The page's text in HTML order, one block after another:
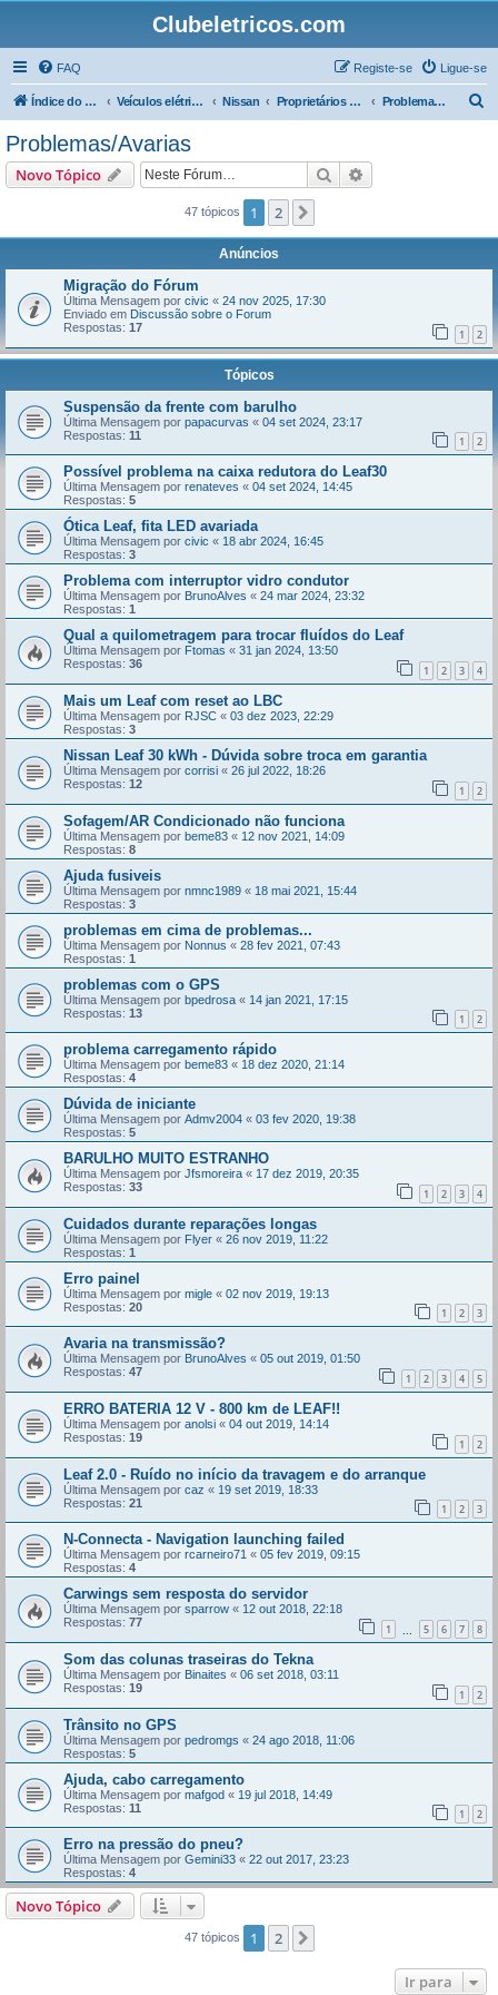
Clubeletricos.com
FAQ Ligue-se
Registe-se
Índice do Fórum Veículos elétricos e híbridos plug-in Nissan Proprietários do Nissan Leaf Problemas/Avarias
Problemas/Avarias
Novo Tópico Pesquisar
47 tópicos 1 2
Anúncios
Migração do Fórum
Última Mensagem por civic « 24 nov 2025, 17:30
Enviado em Discussão sobre o Forum
Respostas: 17 1 2
Tópicos
Suspensão da frente com barulho
Última Mensagem por papacurvas « 04 set 2024, 23:17
Respostas: 11 1 2
Possível problema na caixa redutora do Leaf30
Última Mensagem por renateves « 04 set 2024, 14:45
Respostas: 5
Ótica Leaf, fita LED avariada
Última Mensagem por civic « 18 abr 2024, 16:45
Respostas: 3
Problema com interruptor vidro condutor
Última Mensagem por BrunoAlves « 24 mar 2024, 23:32
Respostas: 1
Qual a quilometragem para trocar fluídos do Leaf
Última Mensagem por Ftomas « 31 jan 2024, 13:50
Respostas: 36 1 2 3 4
Mais um Leaf com reset ao LBC
Última Mensagem por RJSC « 03 dez 2023, 22:29
Respostas: 3
Nissan Leaf 30 kWh - Dúvida sobre troca em garantia
Última Mensagem por corrisi « 26 jul 2022, 18:26
Respostas: 12 1 2
Sofagem/AR Condicionado não funciona
Última Mensagem por beme83 « 12 nov 2021, 14:09
Respostas: 8
Ajuda fusiveis
Última Mensagem por nmnc1989 « 18 mai 2021, 15:44
Respostas: 3
problemas em cima de problemas...
Última Mensagem por Nonnus « 28 fev 2021, 07:43
Respostas: 1
problemas com o GPS
Última Mensagem por bpedrosa « 14 jan 2021, 17:15
Respostas: 13 1 2
problema carregamento rápido
Última Mensagem por beme83 « 18 dez 2020, 21:14
Respostas: 4
Dúvida de iniciante
Última Mensagem por Admv2004 « 03 fev 2020, 19:38
Respostas: 5
BARULHO MUITO ESTRANHO
Última Mensagem por Jfsmoreira « 17 dez 2019, 20:35
Respostas: 33 1 2 3 4
Cuidados durante reparações longas
Última Mensagem por Flyer « 26 nov 2019, 11:22
Respostas: 1
Erro painel
Última Mensagem por migle « 02 nov 2019, 19:13
Respostas: 20 1 2 3
Avaria na transmissão?
Última Mensagem por BrunoAlves « 05 out 2019, 01:50
Respostas: 47 1 2 3 4 5
ERRO BATERIA 12 V - 800 km de LEAF!!
Última Mensagem por anolsi « 04 out 2019, 14:14
Respostas: 19 1 2
Leaf 2.0 - Ruído no início da travagem e do arranque
Última Mensagem por caz « 19 set 2019, 18:33
Respostas: 21 1 2 3
N-Connecta - Navigation launching failed
Última Mensagem por rcarneiro71 « 05 fev 2019, 09:15
Respostas: 4
Carwings sem resposta do servidor
Última Mensagem por sparrow « 12 out 2018, 22:18
Respostas: 77 1 5 6 7 8
Som das colunas traseiras do Tekna
Última Mensagem por Binaites « 06 set 2018, 03:11
Respostas: 19 1 2
Trânsito no GPS
Última Mensagem por pedromgs « 24 ago 2018, 11:06
Respostas: 5
Ajuda, cabo carregamento
Última Mensagem por mafgod « 19 jul 2018, 14:49
Respostas: 11 1 2
Erro na pressão do pneu?
Última Mensagem por Gemini33 « 22 out 2017, 23:23
Respostas: 4
Novo Tópico
47 tópicos 1 2
Ir para